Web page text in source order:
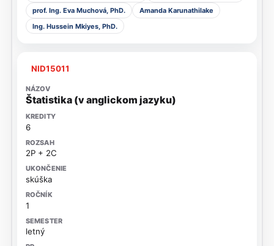
prof. Ing. Eva Muchová, PhD.
Amanda Karunathilake
Ing. Hussein Mkiyes, PhD.
NID15011
Štatistika (v anglickom jazyku)
6
2P + 2C
skúška
1
letný